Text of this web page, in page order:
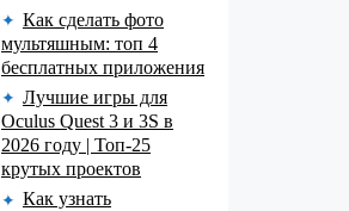
✦ Как сделать фото
мультяшным: топ 4
бесплатных приложения
✦ Лучшие игры для
Oculus Quest 3 и 3S в
2026 году | Топ-25
крутых проектов
✦ Как узнать